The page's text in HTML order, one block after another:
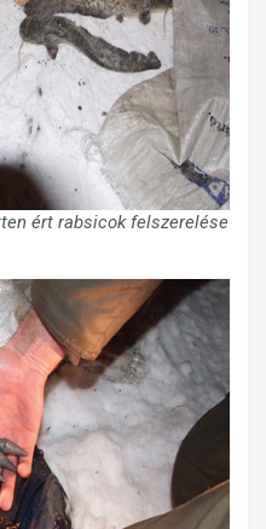
ért rabsicok felszerelése